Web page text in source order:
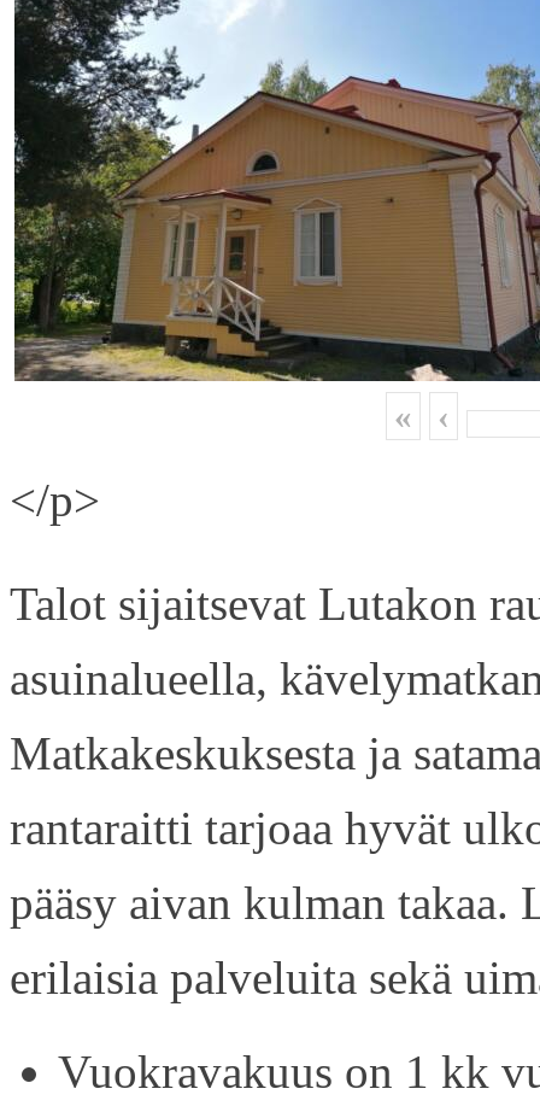
« ‹
</p>
Talot sijaitsevat Lutakon
asuinalueella,
Matkakeskuksesta ja
rantaraitti tarjoaa hyvät
pääsy aivan kulman
erilaisia palveluita sekä
Vuokravakuus on 1 kk